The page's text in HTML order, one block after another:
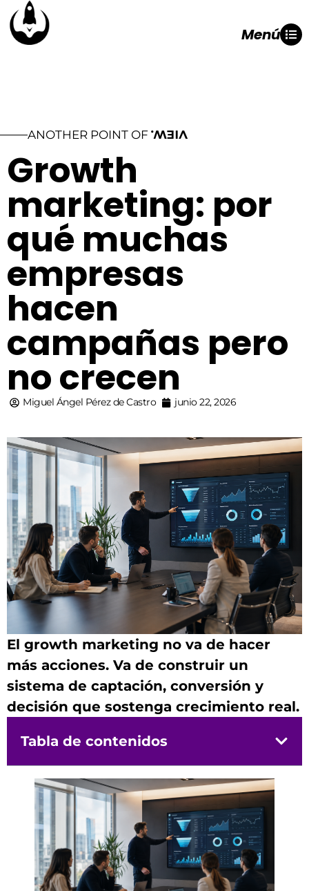
Menú
ANOTHER POINT OF VIEW.
Growth
marketing: por
qué muchas
empresas
hacen
campañas pero
no crecen
Miguel Ángel Pérez de Castro junio 22, 2026
El growth marketing no va de hacer
más acciones. Va de construir un
sistema de captación, conversión y
decisión que sostenga crecimiento real.
Tabla de contenidos